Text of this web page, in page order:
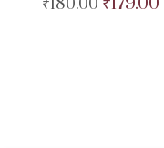
₹180.00